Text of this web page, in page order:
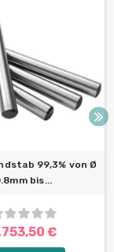
99,3% von Ø
bis...
€